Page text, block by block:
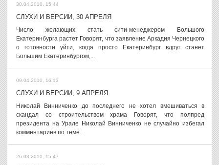
30.04.2010, 15:44
СЛУХИ И ВЕРСИИ, 30 АПРЕЛЯ
Число желающих стать сити-менеджером Большого
Екатеринбурга растет Говорят, что заявление Аркадия Чернецкого
о готовности уйти, когда просто Екатеринбург вдруг станет
Большим Екатеринбургом,...
09.04.2010, 16:13
СЛУХИ И ВЕРСИИ, 9 АПРЕЛЯ
Николай Винниченко до последнего не хотел вмешиваться в
скандал со строительством храма Говорят, что полпред
президента на Урале Николай Винниченко не случайно избегал
комментариев по теме...
26.03.2010, 15:47